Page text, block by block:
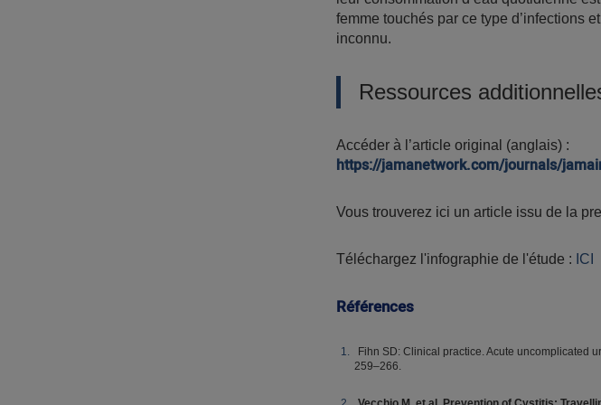
femme touchés par ce type d’infections
inconnu.
Ressources
Accéder à l’article original (anglais) :
https://jamanetwork.com/journals/
Vous trouverez ici un article issu de la
Téléchargez l'infographie de l'étude : ICI
Références
Fihn SD: Clinical practice. Acute uncomplicated
259–266.